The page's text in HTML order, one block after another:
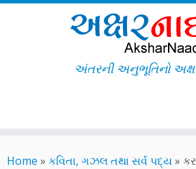
to
અંતરની અનુભૂતિનો
Home » કવિતા, ગઝલ તથા સર્વ પદ્ય»